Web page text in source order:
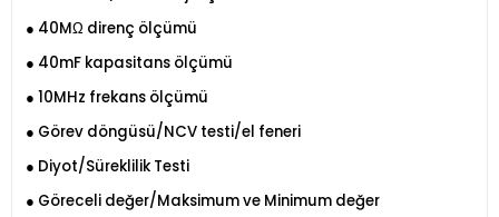
● 40MΩ direnç ölçümü
● 40mF kapasitans ölçümü
● 10MHz frekans ölçümü
● Görev döngüsü/NCV testi/el feneri
● Diyot/Süreklilik Testi
● Göreceli değer/Maksimum ve Minimum değer